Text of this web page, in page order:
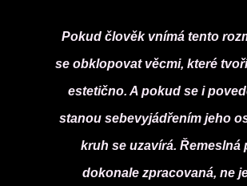
Pokud člověk vnímá tento
se obklopovat věcmi, které
estetično. A pokud se i
stanou sebevyjádřením jeho
kruh se uzavírá. Řemeslná
dokonale zpracovaná, ne